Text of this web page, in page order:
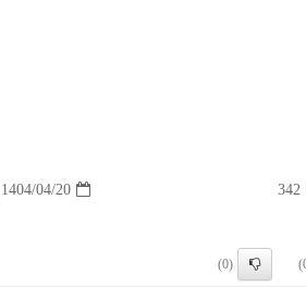
342
1404/04/20
(0)